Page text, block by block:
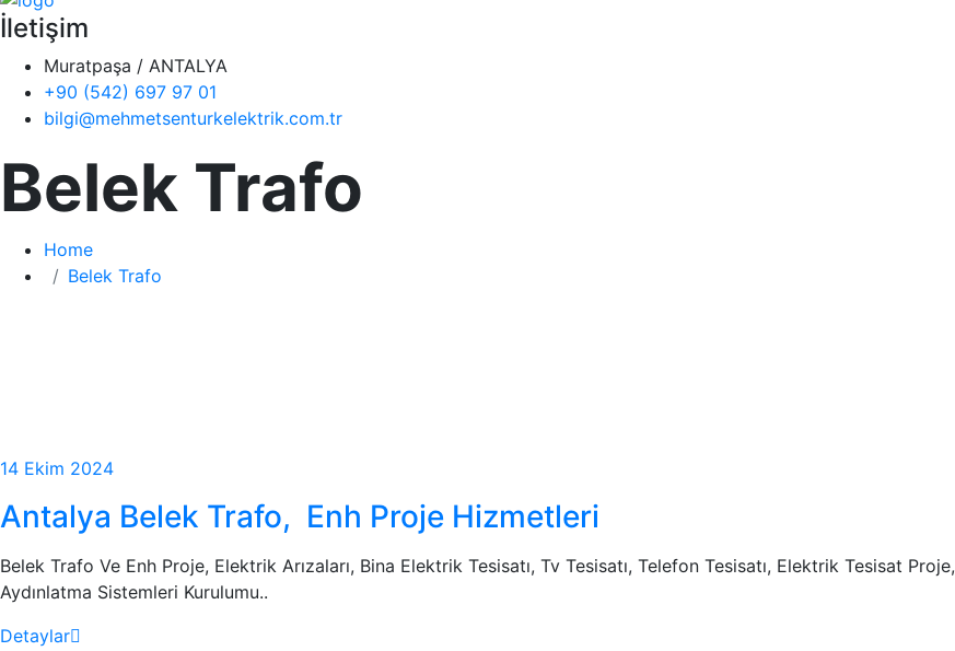
İletişim
Muratpaşa / ANTALYA
+90 (542) 697 97 01
bilgi@mehmetsenturkelektrik.com.tr
Belek Trafo
Home
Belek Trafo
14 Ekim 2024
Antalya Belek Trafo, Enh Proje Hizmetleri
Belek Trafo Ve Enh Proje, Elektrik Arızaları, Bina Elektrik Tesisatı, Tv Tesisatı, Telefon Tesisatı, Elektrik Tesisat Proje,
Aydınlatma Sistemleri Kurulumu..
Detaylar